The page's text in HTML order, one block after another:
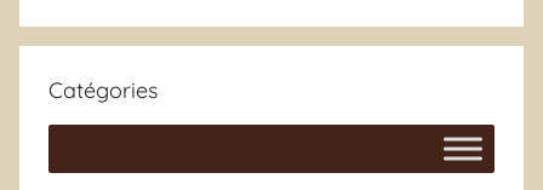
Catégories